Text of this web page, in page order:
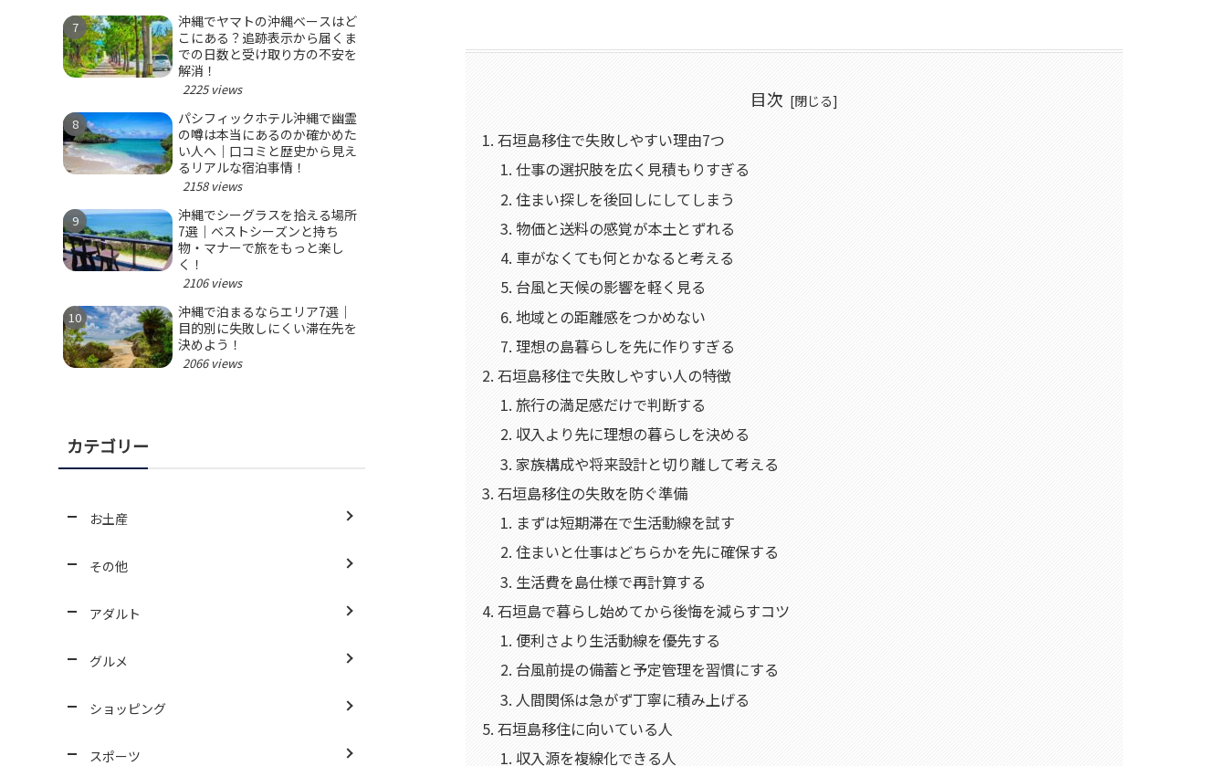
目次
石垣島移住で失敗しやすい理由7つ
仕事の選択肢を広く見積もりすぎる
住まい探しを後回しにしてしまう
物価と送料の感覚が本土とずれる
車がなくても何とかなると考える
台風と天候の影響を軽く見る
地域との距離感をつかめない
理想の島暮らしを先に作りすぎる
石垣島移住で失敗しやすい人の特徴
旅行の満足感だけで判断する
収入より先に理想の暮らしを決める
家族構成や将来設計と切り離して考える
石垣島移住の失敗を防ぐ準備
まずは短期滞在で生活動線を試す
住まいと仕事はどちらかを先に確保する
生活費を島仕様で再計算する
石垣島で暮らし始めてから後悔を減らすコツ
便利さより生活動線を優先する
台風前提の備蓄と予定管理を習慣にする
人間関係は急がず丁寧に積み上げる
石垣島移住に向いている人
収入源を複線化できる人
沖縄でヤマトの沖縄ベースはど
こにある？追跡表示から届くま
での日数と受け取り方の不安を
解消！
2225 views
パシフィックホテル沖縄で幽霊
の噂は本当にあるのか確かめた
い人へ｜口コミと歴史から見え
るリアルな宿泊事情！
2158 views
沖縄でシーグラスを拾える場所
7選｜ベストシーズンと持ち
物・マナーで旅をもっと楽し
く！
2106 views
沖縄で泊まるならエリア7選｜
目的別に失敗しにくい滞在先を
決めよう！
2066 views
カテゴリー
お土産
その他
アダルト
グルメ
ショッピング
スポーツ